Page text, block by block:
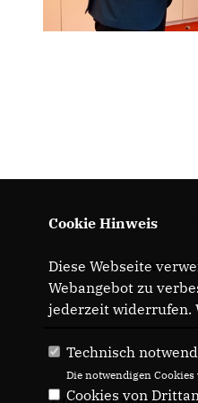
Cookie Hinweis
Diese Webseite
Webangebot zu
jederzeit widerrufen.
Technisch
Die notwendigen
Cookies von